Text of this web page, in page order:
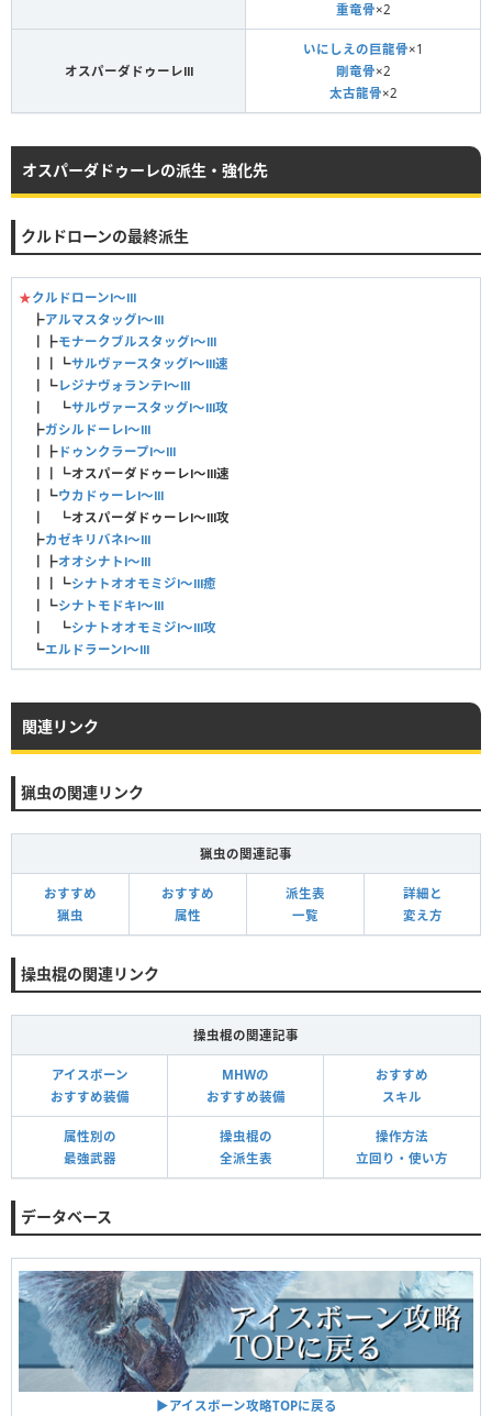
重竜骨×2
オスパーダドゥーレⅢ
いにしえの巨龍骨×1
剛竜骨×2
太古龍骨×2
オスパーダドゥーレの派生・強化先
クルドローンの最終派生
★クルドローンⅠ〜Ⅲ
┣アルマスタッグⅠ〜Ⅲ
┃┣モナークブルスタッグⅠ〜Ⅲ
┃┃┗サルヴァースタッグⅠ〜Ⅲ速
┃┗レジナヴォランテⅠ〜Ⅲ
┃ ┗サルヴァースタッグⅠ〜Ⅲ攻
┣ガシルドーレⅠ〜Ⅲ
┃┣ ドゥンクラープⅠ〜Ⅲ
┃┃┗オスパーダドゥーレⅠ〜Ⅲ速
┃┗ウカドゥーレⅠ〜Ⅲ
┃ ┗オスパーダドゥーレⅠ〜Ⅲ攻
┣カゼキリバネⅠ〜Ⅲ
┃┣オオシナトⅠ〜Ⅲ
┃┃┗シナトオオモミジⅠ〜Ⅲ癒
┃┗シナトモドキⅠ〜Ⅲ
┃ ┗シナトオオモミジⅠ〜Ⅲ攻
┗エルドラーンⅠ〜Ⅲ
関連リンク
猟虫の関連リンク
猟虫の関連記事
おすすめ
猟虫
おすすめ
属性
派生表
一覧
詳細と
変え方
操虫棍の関連リンク
操虫棍の関連記事
アイスボーン
おすすめ装備
MHWの
おすすめ装備
おすすめ
スキル
属性別の
最強武器
操虫棍の
全派生表
操作方法
立回り・使い方
データベース
▶アイスボーン攻略TOPに戻る